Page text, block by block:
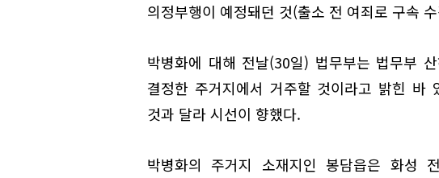
의정부행이 예정돼던 것(출소 전 여죄로 구속
박병화에 대해 전날(30일) 법무부는 법무부
결정한 주거지에서 거주할 것이라고 밝힌 바
것과 달라 시선이 향했다.
박병화의 주거지 소재지인 봉담읍은 화성